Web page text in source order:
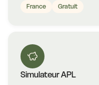
France Gratuit
Simulateur APL